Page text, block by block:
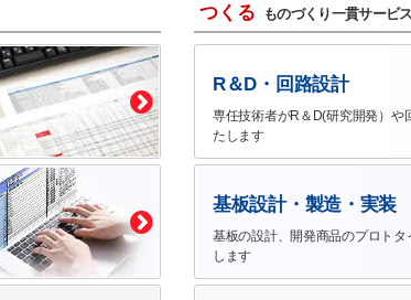
つくる ものづくり一貫サービス
R＆D・回路設計
専任技術者がR＆D(研究開発）や
たします
基板設計・製造・実装
基板の設計、開発商品のプロト
します